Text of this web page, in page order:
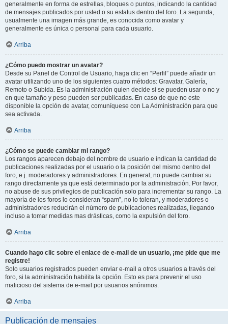
generalmente en forma de estrellas, bloques o puntos, indicando la cantidad
de mensajes publicados por usted o su estatus dentro del foro. La segunda,
usualmente una imagen más grande, es conocida como avatar y
generalmente es única o personal para cada usuario.
Arriba
¿Cómo puedo mostrar un avatar?
Desde su Panel de Control de Usuario, haga clic en “Perfil” puede añadir un
avatar utilizando uno de los siguientes cuatro métodos: Gravatar, Galería,
Remoto o Subida. Es la administración quien decide si se pueden usar o no y
en que tamaño y peso pueden ser publicadas. En caso de que no este
disponible la opción de avatar, comuníquese con La Administración para que
sea activada.
Arriba
¿Cómo se puede cambiar mi rango?
Los rangos aparecen debajo del nombre de usuario e indican la cantidad de
publicaciones realizadas por el usuario o la posición del mismo dentro del
foro, e.j. moderadores y administradores. En general, no puede cambiar su
rango directamente ya que está determinado por la administración. Por favor,
no abuse de sus privilegios de publicación solo para incrementar su rango. La
mayoría de los foros lo consideran “spam”, no lo toleran, y moderadores o
administradores reducirán el número de publicaciones realizadas, llegando
incluso a tomar medidas mas drásticas, como la expulsión del foro.
Arriba
Cuando hago clic sobre el enlace de e-mail de un usuario, ¡me pide que me
registre!
Solo usuarios registrados pueden enviar e-mail a otros usuarios a través del
foro, si la administración habilita la opción. Esto es para prevenir el uso
malicioso del sistema de e-mail por usuarios anónimos.
Arriba
Publicación de mensajes